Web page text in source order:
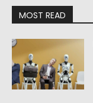
MOST READ